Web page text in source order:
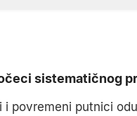
sistematičnog
i povremeni putnici